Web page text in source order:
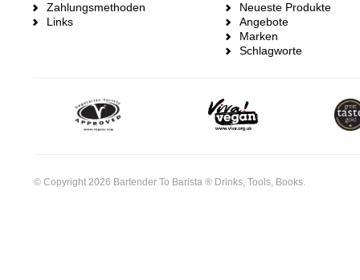
Zahlungsmethoden
Links
Neueste Produkte
Angebote
Marken
Schlagworte
© Copyright 2026 Bartender To Barista ® Drinks, Tools, Books.